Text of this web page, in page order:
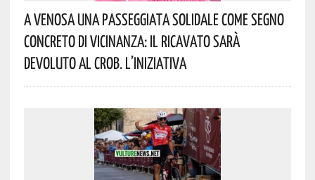
A Venosa Una Passeggiata Solidale Come Segno
Concreto Di Vicinanza: Il Ricavato Sarà
Devoluto Al CROB. L’iniziativa